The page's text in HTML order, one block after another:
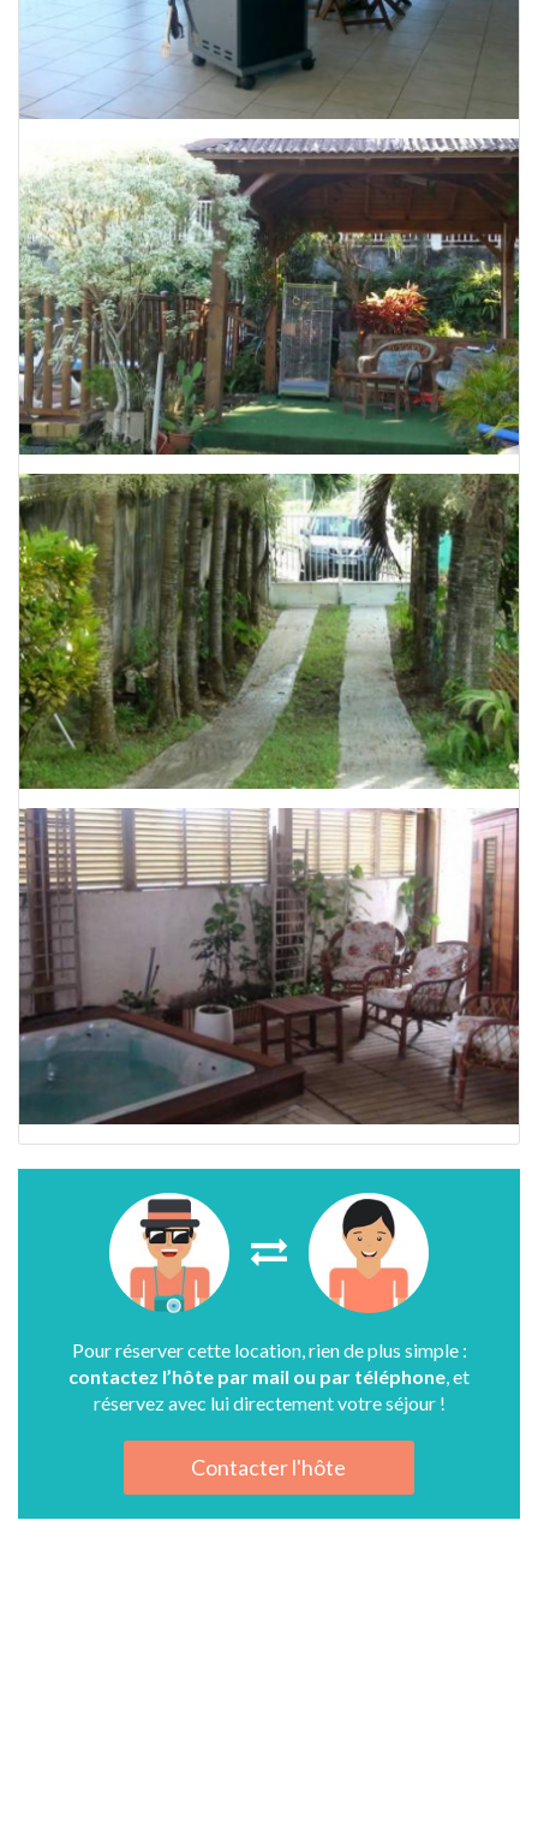
Pour réserver cette location, rien de plus simple :
contactez l’hôte par mail ou par téléphone , et
réservez avec lui directement votre séjour !
Contacter l'hôte